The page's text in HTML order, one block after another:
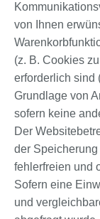
von Ihnen
(z. B. Cookies
erforderlich sind
Grundlage von
sofern keine
Der
der
fehlerfreien und
Sofern eine
und